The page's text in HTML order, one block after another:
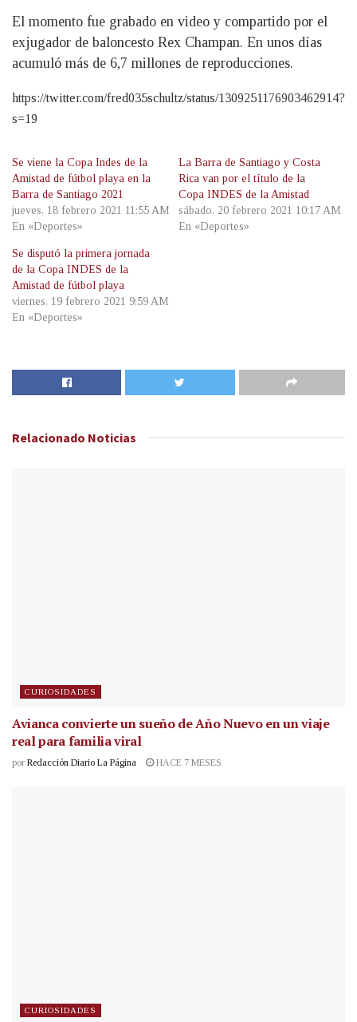
El momento fue grabado en video y compartido por el
exjugador de baloncesto Rex Champan. En unos días
acumuló más de 6,7 millones de reproducciones.
https://twitter.com/fred035schultz/status/1309251176903462914?
s=19
Se viene la Copa Indes de la
Amistad de fútbol playa en la
Barra de Santiago 2021
jueves, 18 febrero 2021 11:55 AM
En «Deportes»
La Barra de Santiago y Costa
Rica van por el título de la
Copa INDES de la Amistad
sábado, 20 febrero 2021 10:17 AM
En «Deportes»
Se disputó la primera jornada
de la Copa INDES de la
Amistad de fútbol playa
viernes, 19 febrero 2021 9:59 AM
En «Deportes»
Relacionado Noticias
CURIOSIDADES
Avianca convierte un sueño de Año Nuevo en un viaje
real para familia viral
por Redacción Diario La Página HACE 7 MESES
CURIOSIDADES